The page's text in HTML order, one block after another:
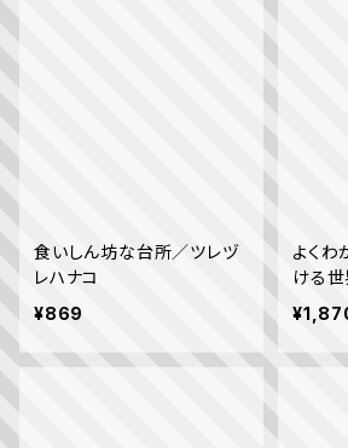
食いしん坊な台所／ツレヅ
レハナコ
¥869
よくわ
ける世界と 気づ
記集／